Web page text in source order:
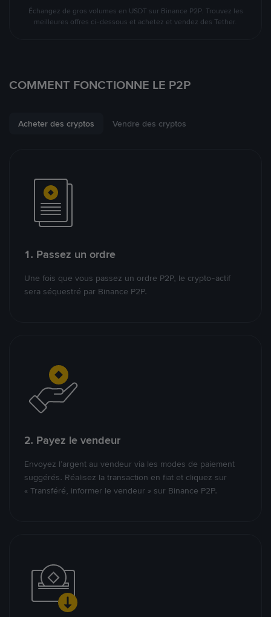
Échangez de gros volumes en USDT sur Binance P2P. Trouvez les
meilleures offres ci-dessous et achetez et vendez des Tether.
COMMENT FONCTIONNE LE P2P
Acheter des cryptos Vendre des cryptos
1. Passez un ordre
Une fois que vous passez un ordre P2P, le crypto-actif
sera séquestré par Binance P2P.
2. Payez le vendeur
Envoyez l’argent au vendeur via les modes de paiement
suggérés. Réalisez la transaction en fiat et cliquez sur
« Transféré, informer le vendeur » sur Binance P2P.